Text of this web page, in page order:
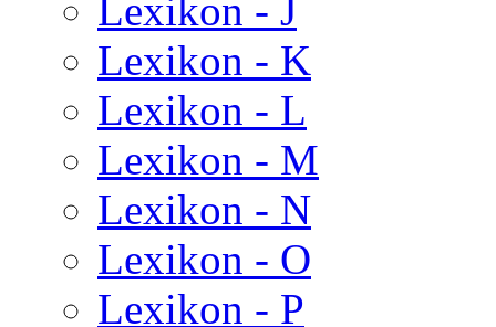
Lexikon - J
Lexikon - K
Lexikon - L
Lexikon - M
Lexikon - N
Lexikon - O
Lexikon - P